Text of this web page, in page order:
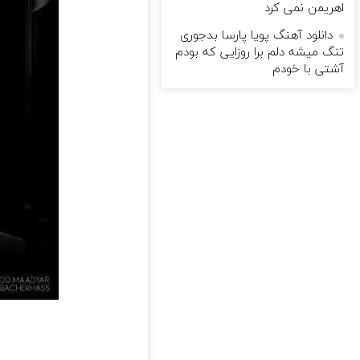
اهریمن نمی کرد
دانلود آهنگ پویا پارسا بدجوری
تنگ میشه دلم برا روزایی که بودم
آشتی با خودم